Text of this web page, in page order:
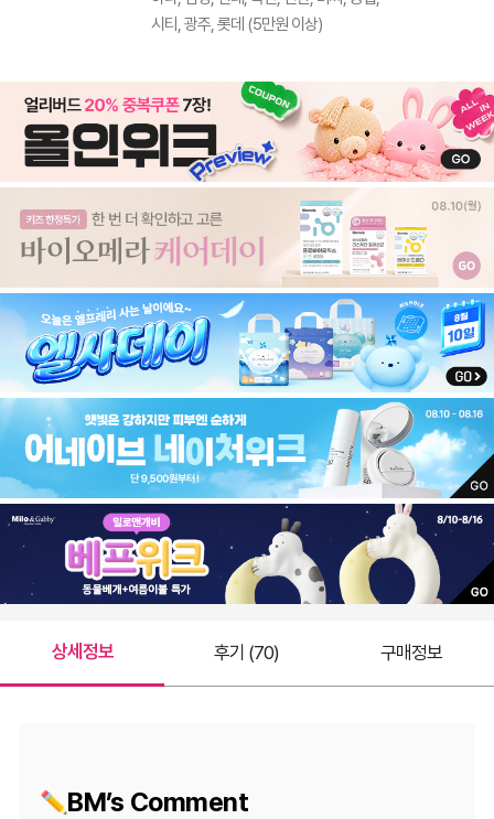
시티, 광주, 롯데 (5만원 이상)
상세정보 후기 (70) 구매정보
BM’s Comment